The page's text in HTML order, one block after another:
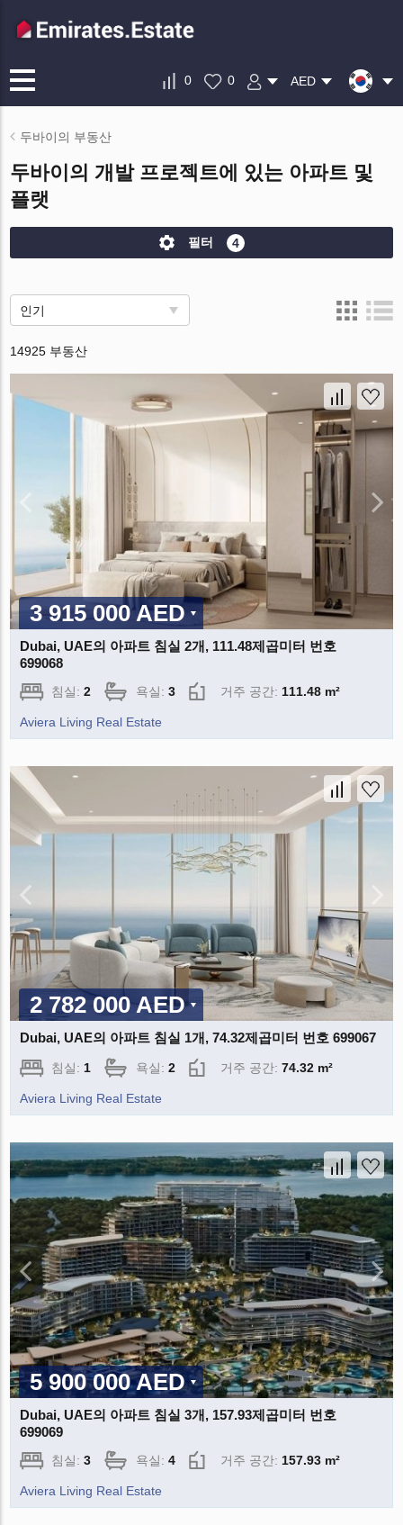
0 0 AED
두바이의 부동산
두바이의 개발 프로젝트에 있는 아파트 및
플랫
필터 4
인기
14925 부동산
3 915 000 AED
Dubai, UAE의 아파트 침실 2개, 111.48제곱미터 번호
699068
침실:2 욕실:3 거주 공간: 111.48 m²
Aviera Living Real Estate
2 782 000 AED
Dubai, UAE의 아파트 침실 1개, 74.32제곱미터 번호 699067
침실:1 욕실:2 거주 공간:74.32 m²
Aviera Living Real Estate
5 900 000 AED
Dubai, UAE의 아파트 침실 3개, 157.93제곱미터 번호
699069
침실:3 욕실:4 거주 공간: 157.93 m²
Aviera Living Real Estate